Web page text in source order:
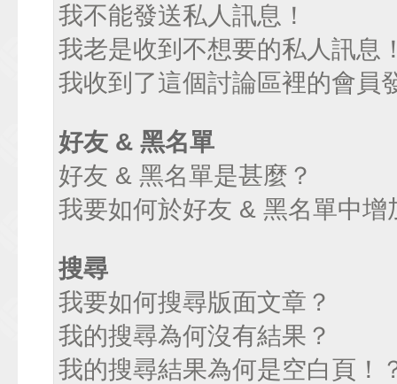
我不能發送私人訊息！
我老是收到不想要的私人訊息
我收到了這個討論區裡的會員
好友 & 黑名單
好友 & 黑名單是甚麼？
我要如何於好友 & 黑名單中增
搜尋
我要如何搜尋版面文章？
我的搜尋為何沒有結果？
我的搜尋結果為何是空白頁！